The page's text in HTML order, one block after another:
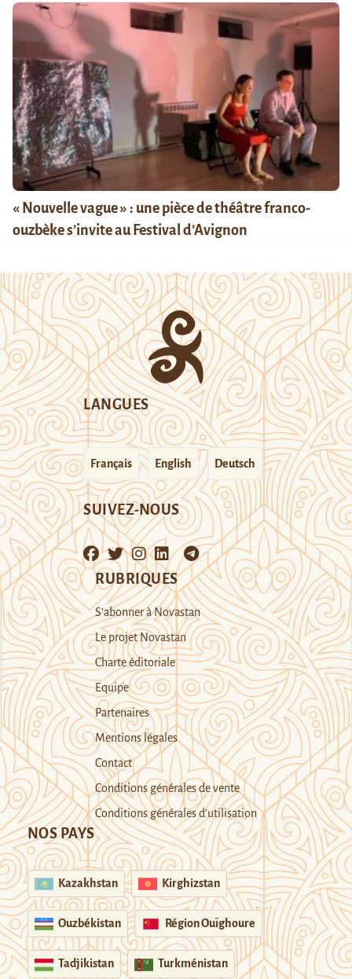
« Nouvelle vague » : une pièce de théâtre franco-
ouzbèke s’invite au Festival d’Avignon
LANGUES
Français English Deutsch
SUIVEZ-NOUS
RUBRIQUES
S’abonner à Novastan
Le projet Novastan
Charte éditoriale
Equipe
Partenaires
Mentions légales
Contact
Conditions générales de vente
Conditions générales d’utilisation
NOS PAYS
Kazakhstan Kirghizstan
Ouzbékistan Région Ouïghoure
Tadjikistan Turkménistan